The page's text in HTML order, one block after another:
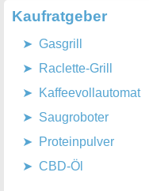
Kaufratgeber
Gasgrill
Raclette-Grill
Kaffeevollautomat
Saugroboter
Proteinpulver
CBD-Öl